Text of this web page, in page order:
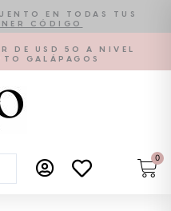
EN TODAS TUS
CÓDIGO
DE USD 50 A NIVEL
GALÁPAGOS
0